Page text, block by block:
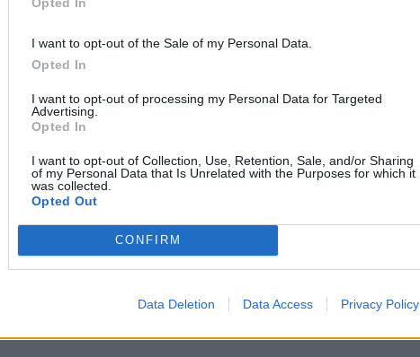
I want to opt-out of the Sale of my Personal Data.
Opted In
I want to opt-out of processing my Personal Data for Targeted
Advertising.
Opted In
I want to opt-out of Collection, Use, Retention, Sale, and/or Sharing
of my Personal Data that Is Unrelated with the Purposes for which it
was collected.
Opted Out
CONFIRM
Data Deletion Data Access Privacy Policy
Υπαίθρου διοργανώνει περιοδεία στις 19:00
επικεφαλής τη Μαρία Κυπραίου, μέλος του
Ηρακλείου του ΚΚΕ.
από την Κρήτη και τοΗράκλειο
στην περιοχή των παλιών ΚΑΤΕΕ από τον Δήμο
νέα Διοικητική Επιτροπή του Επιμελητηρίου
πρόγραμμα "Οι Ολυμπιακές αξίες ως στάση